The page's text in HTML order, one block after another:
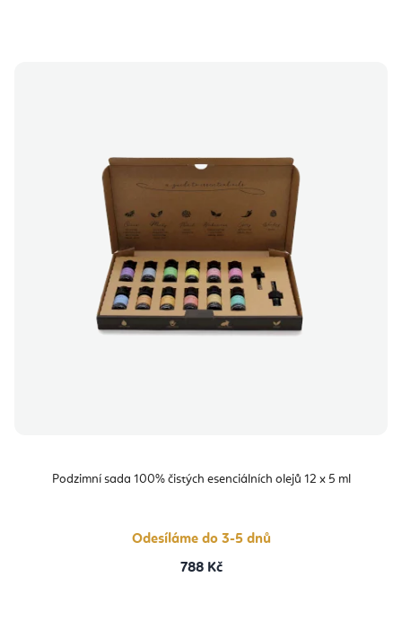
Podzimní sada 100% čistých esenciálních olejů 12 x 5 ml
Odesíláme do 3-5 dnů
788 Kč